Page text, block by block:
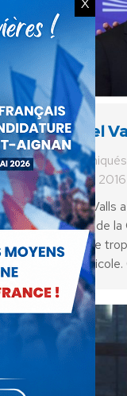
Manuel
Communiqués
8 février 2016
Manuel Valls
réaction de
de « faire
crise